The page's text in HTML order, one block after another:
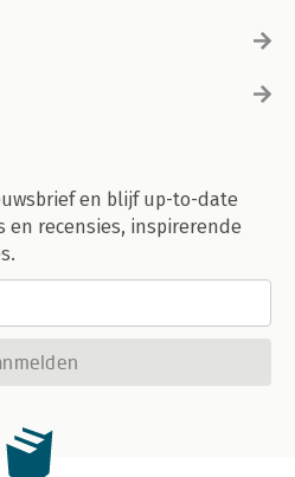
en blijf up-to-date
recensies, inspirerende